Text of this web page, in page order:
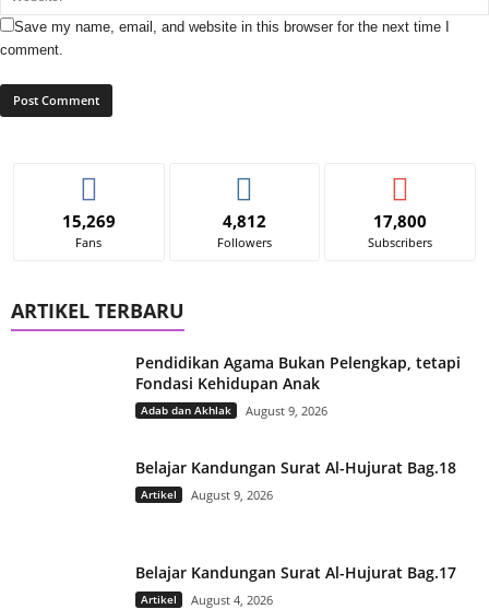
Save my name, email, and website in this browser for the next time I
comment.
15,269
Fans
4,812
Followers
17,800
Subscribers
ARTIKEL TERBARU
Pendidikan Agama Bukan Pelengkap, tetapi
Fondasi Kehidupan Anak
Adab dan Akhlak August 9, 2026
Belajar Kandungan Surat Al-Hujurat Bag.18
Artikel August 9, 2026
Belajar Kandungan Surat Al-Hujurat Bag.17
Artikel August 4, 2026